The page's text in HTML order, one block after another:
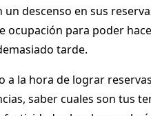
descenso en sus
ocupación para poder
tarde.
la hora de lograr
saber cuales son tus